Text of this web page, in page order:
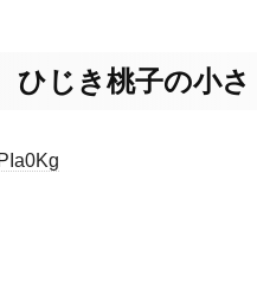
じき桃子の小